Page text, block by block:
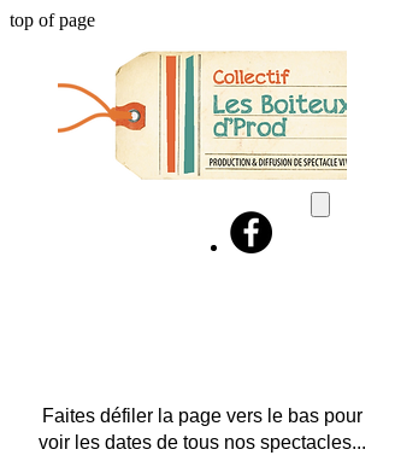
top of page
Faites défiler la page vers le bas pour
voir les dates de tous nos spectacles...